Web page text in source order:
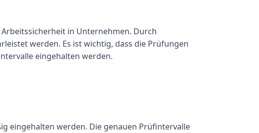
in Unternehmen. Durch
werden. Es ist wichtig, dass die Prüfungen
eingehalten werden.
eingehalten werden. Die genauen Prüfintervalle